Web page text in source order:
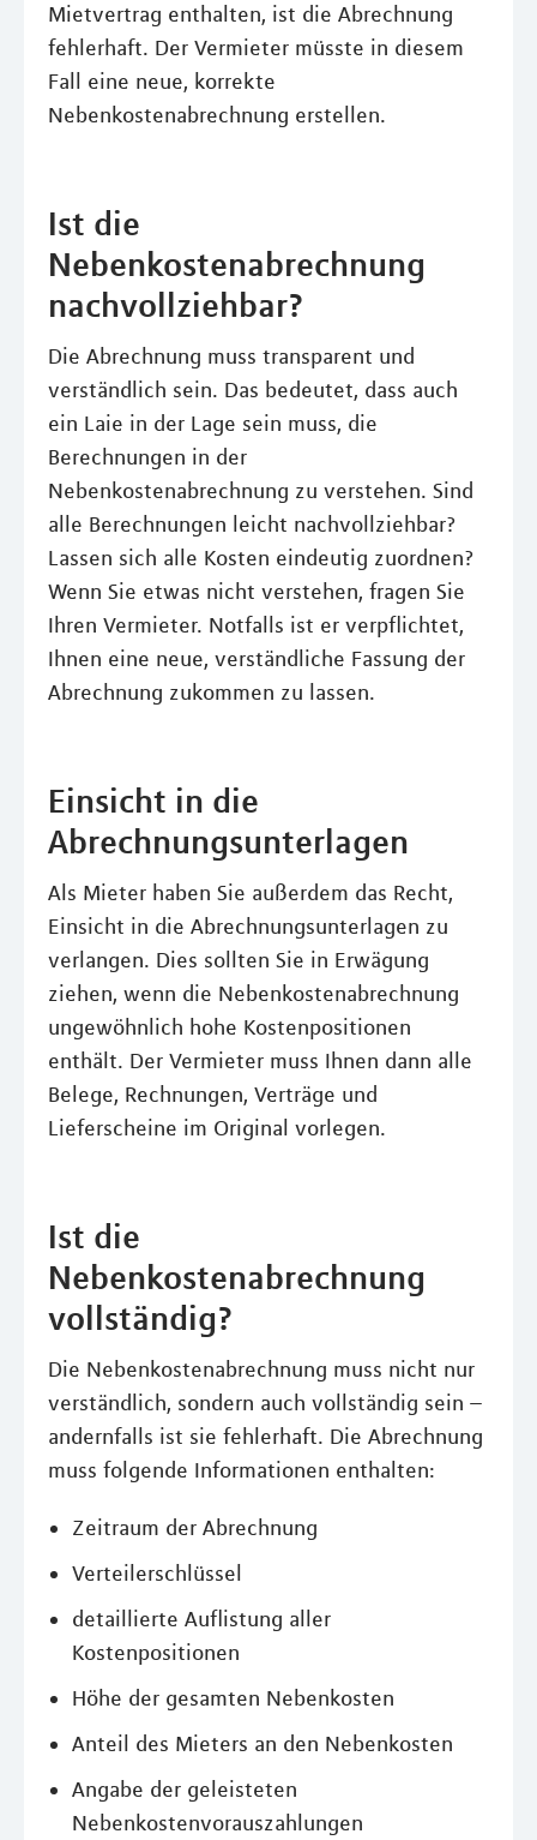
Mietvertrag enthalten, ist die Abrechnung
fehlerhaft. Der Vermieter müsste in diesem
Fall eine neue, korrekte
Nebenkostenabrechnung erstellen.
Ist die
Nebenkostenabrechnung
nachvollziehbar?
Die Abrechnung muss transparent und
verständlich sein. Das bedeutet, dass auch
ein Laie in der Lage sein muss, die
Berechnungen in der
Nebenkostenabrechnung zu verstehen. Sind
alle Berechnungen leicht nachvollziehbar?
Lassen sich alle Kosten eindeutig zuordnen?
Wenn Sie etwas nicht verstehen, fragen Sie
Ihren Vermieter. Notfalls ist er verpflichtet,
Ihnen eine neue, verständliche Fassung der
Abrechnung zukommen zu lassen.
Einsicht in die
Abrechnungsunterlagen
Als Mieter haben Sie außerdem das Recht,
Einsicht in die Abrechnungsunterlagen zu
verlangen. Dies sollten Sie in Erwägung
ziehen, wenn die Nebenkostenabrechnung
ungewöhnlich hohe Kostenpositionen
enthält. Der Vermieter muss Ihnen dann alle
Belege, Rechnungen, Verträge und
Lieferscheine im Original vorlegen.
Ist die
Nebenkostenabrechnung
vollständig?
Die Nebenkostenabrechnung muss nicht nur
verständlich, sondern auch vollständig sein –
andernfalls ist sie fehlerhaft. Die Abrechnung
muss folgende Informationen enthalten:
Zeitraum der Abrechnung
Verteilerschlüssel
detaillierte Auflistung aller
Kostenpositionen
Höhe der gesamten Nebenkosten
Anteil des Mieters an den Nebenkosten
Angabe der geleisteten
Nebenkostenvorauszahlungen